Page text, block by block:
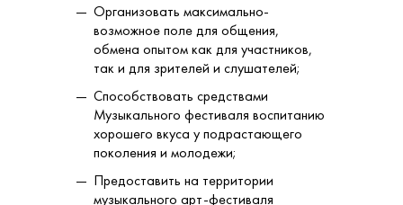
Организовать максимально-
возможное поле для общения,
обмена опытом как для участников,
так и для зрителей и слушателей;
Способствовать средствами
Музыкального фестиваля воспитанию
хорошего вкуса у подрастающего
поколения и молодежи;
Предоставить на территории
музыкального арт-фестиваля